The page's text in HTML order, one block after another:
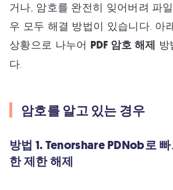
거나, 암호를 완전히 잊어버려 파
우 모두 해결 방법이 있습니다. 아
상황으로 나누어 PDF 암호 해제 방
다.
암호를 알고 있는 경우
방법 1. Tenorshare PDNob로
한 제한 해제